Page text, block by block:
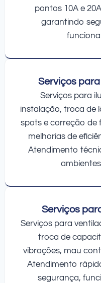
pontos 10A e
garantindo
Serviços
Serviços para
instalação, troca de
spots e correção de
melhorias de
Atendimento
Serviços
Serviços para
troca de
vibrações, mau
Atendimento
segurança,